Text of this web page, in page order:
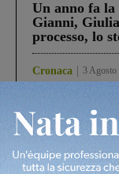
Un anno fa
Gianni,
processo, lo
Cronaca 3 Agosto
Scomparso
Fiorentino
Levane nel
Cronaca 5 Agosto